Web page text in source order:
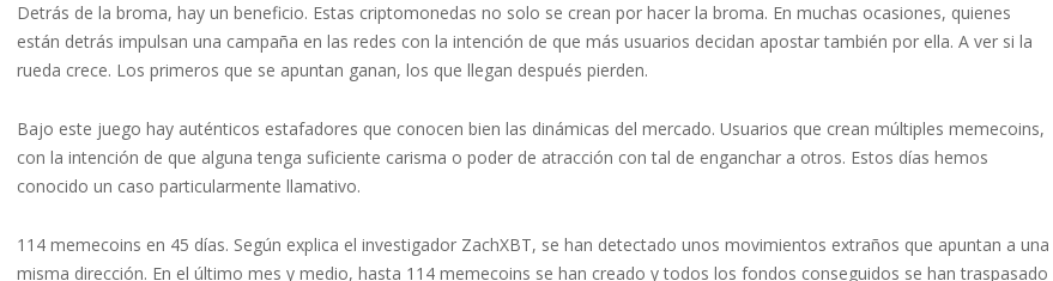
Detrás de la broma, hay un beneficio. Estas criptomonedas no solo se crean por hacer la broma. En muchas ocasiones, quienes
están detrás impulsan una campaña en las redes con la intención de que más usuarios decidan apostar también por ella. A ver si la
rueda crece. Los primeros que se apuntan ganan, los que llegan después pierden.
Bajo este juego hay auténticos estafadores que conocen bien las dinámicas del mercado. Usuarios que crean múltiples memecoins,
con la intención de que alguna tenga suficiente carisma o poder de atracción con tal de enganchar a otros. Estos días hemos
conocido un caso particularmente llamativo.
114 memecoins en 45 días. Según explica el investigador ZachXBT, se han detectado unos movimientos extraños que apuntan a una
misma dirección. En el último mes y medio, hasta 114 memecoins se han creado y todos los fondos conseguidos se han traspasado